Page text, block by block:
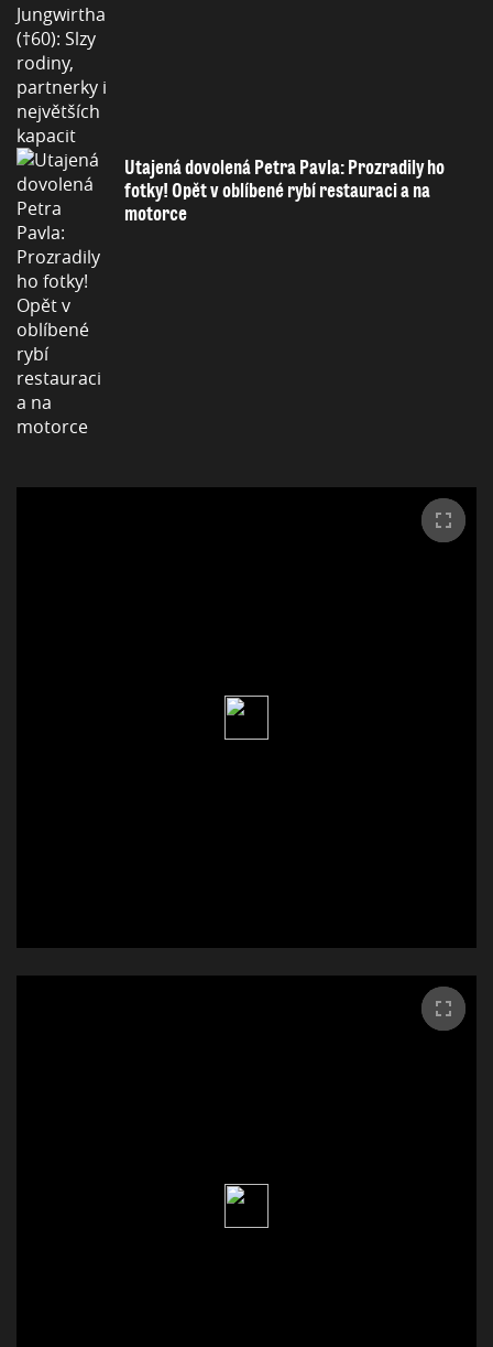
Utajená dovolená Petra Pavla: Prozradily ho
fotky! Opět v oblíbené rybí restauraci a na
motorce